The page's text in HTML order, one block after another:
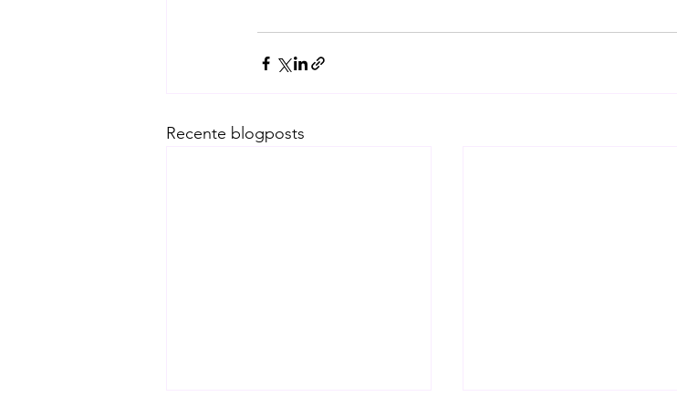
Recente blogposts